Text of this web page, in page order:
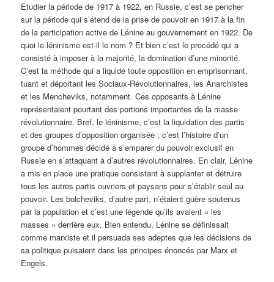
Etudier la période de 1917 à 1922, en Russie, c’est se pencher
sur la période qui s’étend de la prise de pouvoir en 1917 à la fin
de la participation active de Lénine au gouvernement en 1922. De
quoi le léninisme est-il le nom ? Et bien c’est le procédé qui a
consisté à imposer à la majorité, la domination d’une minorité.
C’est la méthode qui a liquidé toute opposition en emprisonnant,
tuant et déportant les Sociaux-Révolutionnaires, les Anarchistes
et les Mencheviks, notamment. Ces opposants à Lénine
représentaient pourtant des portions importantes de la masse
révolutionnaire. Bref, le léninisme, c’est la liquidation des partis
et des groupes d’opposition organisée ; c’est l’histoire d’un
groupe d’hommes décidé à s’emparer du pouvoir exclusif en
Russie en s’attaquant à d’autres révolutionnaires. En clair, Lénine
a mis en place une pratique consistant à supplanter et détruire
tous les autres partis ouvriers et paysans pour s’établir seul au
pouvoir. Les bolcheviks, d’autre part, n’étaient guère soutenus
par la population et c’est une légende qu’ils avaient « les
masses » derrière eux. Bien entendu, Lénine se définissait
comme marxiste et il persuada ses adeptes que les décisions de
sa politique puisaient dans les principes énoncés par Marx et
Engels.